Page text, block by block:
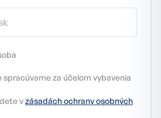
spracúvame za účelom vybavenia
vzásadách ochrany osobných